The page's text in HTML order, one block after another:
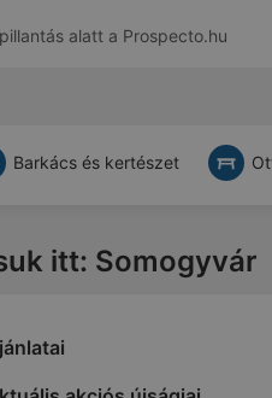
alatt a Prospecto.hu
Barkács és kertészet
itt: Somogyvár